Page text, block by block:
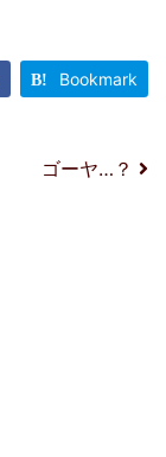
Bookmark
ゴーヤ…？